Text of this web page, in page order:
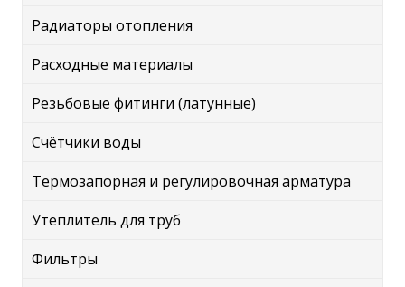
Радиаторы отопления
Расходные материалы
Резьбовые фитинги (латунные)
Счётчики воды
Термозапорная и регулировочная арматура
Утеплитель для труб
Фильтры